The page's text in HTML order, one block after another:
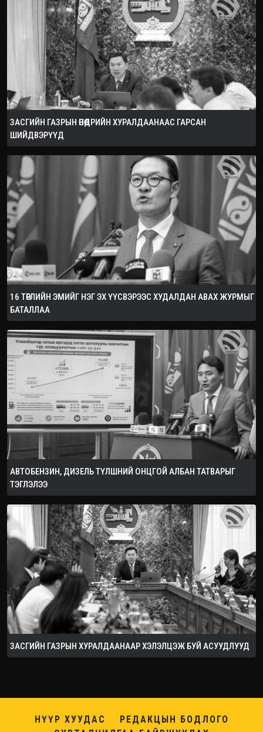
ЗАСГИЙН ГАЗРЫН ӨНӨӨДРИЙН ХУРАЛДААНААС ГАРСАН
ШИЙДВЭРҮҮД
16 ТӨРЛИЙН ЭМИЙГ НЭГ ЭХ ҮҮСВЭРЭЭС ХУДАЛДАН АВАХ ЖУРМЫГ
БАТАЛЛАА
АВТОБЕНЗИН, ДИЗЕЛЬ ТҮЛШНИЙ ОНЦГОЙ АЛБАН ТАТВАРЫГ
ТЭГЛЭЛЭЭ
ЗАСГИЙН ГАЗРЫН ХУРАЛДААНААР ХЭЛЭЛЦЭЖ БУЙ АСУУДЛУУД
НҮҮР ХУУДАС
РЕДАКЦЫН БОДЛОГО